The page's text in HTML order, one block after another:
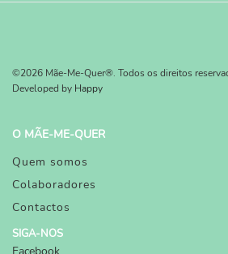
©2026 Mãe-Me-Quer®. Todos os direitos
Developed by Happy
O MÃE-ME-QUER
Quem somos
Colaboradores
Contactos
SIGA-NOS